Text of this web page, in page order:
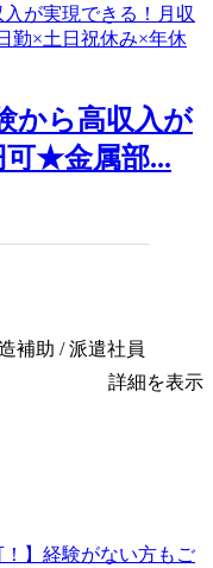
から高収入が
可★金属部...
補助 / 派遣社員
詳細を表示